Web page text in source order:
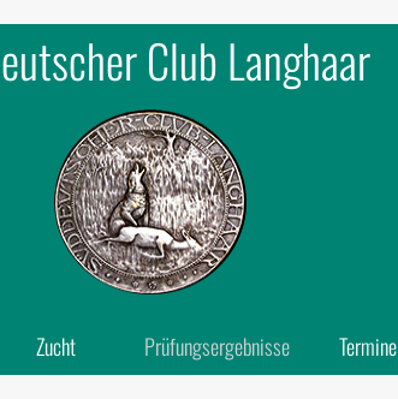
Club Langhaar
Zucht Prüfungsergebnisse Termine